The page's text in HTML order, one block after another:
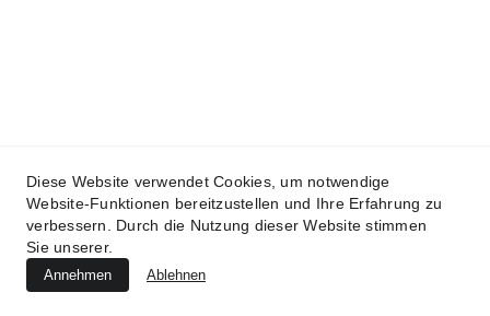
© 2025 Ismeta Dreier-Mizic - Impressum - Kontakt
Diese Website verwendet Cookies, um notwendige
Website-Funktionen bereitzustellen und Ihre Erfahrung zu
verbessern. Durch die Nutzung dieser Website stimmen
Sie unserer.
Annehmen Ablehnen